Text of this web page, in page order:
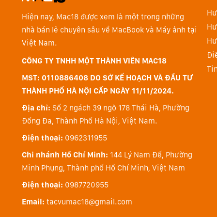
Nói về độ bền thì khó có chiếc laptop Workstation
ThinkPad P14s Gen 3. Phần khung máy tính được
lại được làm từ chất liệu nhựa cao cấp. Sự kết hợp
vô cùng chắn chắn, không bị flex ngay cả ở những
chất liệu này cũng giúp trọng lượng máy tính giảm
cân nặng 1.24kg, giúp người dùng thoải mái cầm
Thiết kế bản lề chắc chắn với độ hoàn thiện cao từ
này. Điều này cho phép người dùng có thể dễ dàng
nào. Nhìn chung, chất lượng build ThinkPad P14s
chiếc máy trạm này.
Màn hình cho chất lượng hiển thị chân
Cũng giống như người tiền nhiệm, ThinkPad P14s
trong đó cao nhất là màn hình có độ phân giải 4K
Hiện nay, Mac18 được xem là một trong những
nhà bán lẻ chuyên sâu về MacBook và Máy ảnh tại
Việt Nam.
CÔNG TY TNHH MỘT THÀNH VIÊN MAC18
MST: 0110886408 DO SỞ KẾ HOẠCH VÀ ĐẦU TƯ
THÀNH PHỐ HÀ NỘI CẤP NGÀY 11/11/2024.
Địa chỉ: Số 2 ngách 39 ngõ 178 Thái Hà, Phường
Đống Đa, Thành Phố Hà Nội, Việt Nam.
Điện thoại: 0962311955
Chi nhánh Hồ Chí Minh: 144 Lý Nam Đế, Phường
Minh Phụng, Thành phố Hồ Chí Minh, Việt Nam
Điện thoại: 0987720955
Email: tacvumac18@gmail.com